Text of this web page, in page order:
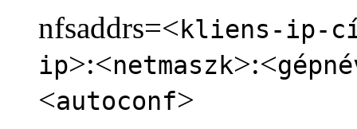
nfsaddrs=< kliens-ip-
ip>:<netmaszk>:<
<autoconf>